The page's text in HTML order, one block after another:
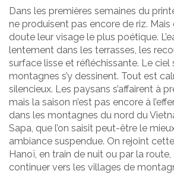
Dans les premières semaines du
ne produisent pas encore de riz. Mais
doute leur visage le plus poétique.
lentement dans les terrasses, les
surface lisse et réfléchissante. Le ciel
montagnes s’y dessinent. Tout est
silencieux. Les paysans s’affairent à
mais la saison n’est pas encore à
dans les montagnes du nord du
Sapa, que l’on saisit peut-être le
ambiance suspendue. On rejoint
Hanoï, en train de nuit ou par la
continuer vers les villages de